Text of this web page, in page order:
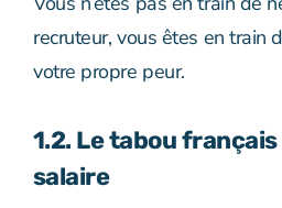
recruteur, vous êtes en train
votre propre peur.
1.2. Le tabou
salaire